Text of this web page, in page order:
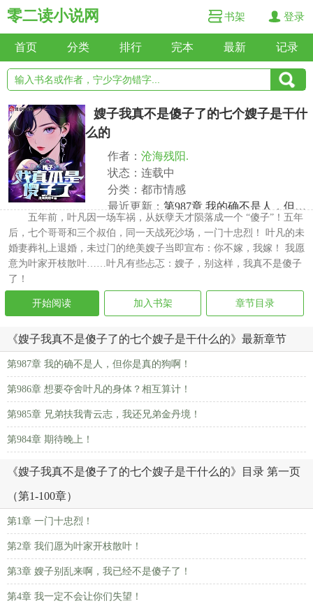
零二读小说网 书架 登录
首页 分类 排行 完本 最新 记录
嫂子我真不是傻子了的七个嫂子是干什
么的
作者： 沧海残阳.
状态：连载中
分类：都市情感
最近更新： 第987章 我的确不是人，但你是真的狗啊！
更新时间：2025-04-11 16:07:11
五年前，叶凡因一场车祸，从妖孽天才陨落成一个 “傻子”！五年
后，七个哥哥和三个叔伯，同一天战死沙场，一门十忠烈！ 叶凡的未
婚妻葬礼上退婚，未过门的绝美嫂子当即宣布：你不嫁，我嫁！ 我愿
意为叶家开枝散叶……叶凡有些忐忑：嫂子，别这样，我真不是傻子
了！
开始阅读 加入书架 章节目录
《嫂子我真不是傻子了的七个嫂子是干什么的》最新章节
第987章 我的确不是人，但你是真的狗啊！
第986章 想要夺舍叶凡的身体？相互算计！
第985章 兄弟扶我青云志，我还兄弟金丹境！
第984章 期待晚上！
《嫂子我真不是傻子了的七个嫂子是干什么的》目录 第一页
（第1-100章）
第1章 一门十忠烈！
第2章 我们愿为叶家开枝散叶！
第3章 嫂子别乱来啊，我已经不是傻子了！
第4章 我一定不会让你们失望！